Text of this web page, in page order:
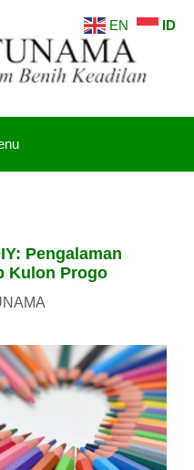
Pengalaman
Kulon Progo
EN ID